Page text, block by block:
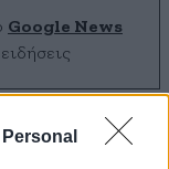
Google News